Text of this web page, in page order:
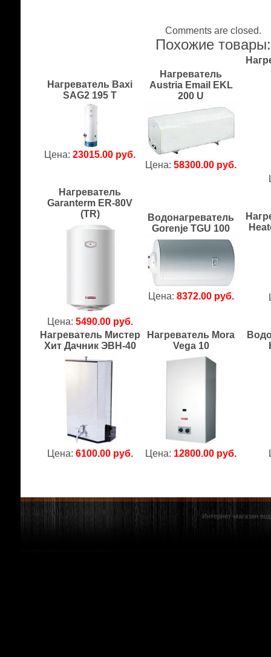
Comments are closed.
Похожие товары:
Нагреватель Baxi
SAG2 195 T
Цена:23015.00 руб.
Нагреватель
Austria Email EKL
200 U
Цена:58300.00 руб.
Нагреватель
Garanterm ER-80V
(TR)
Цена: 5490.00 руб.
Водонагреватель
Gorenje TGU 100
Цена: 8372.00 руб.
Нагреватель Мистер
Хит Дачник ЭВН-40
Цена: 6100.00 руб.
Нагреватель Mora
Vega 10
Цена: 12800.00 руб.
Интернет-магазин